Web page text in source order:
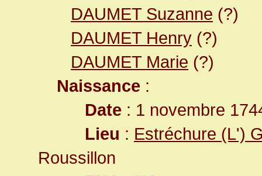
DAUMET Suzanne (?)
DAUMET Henry (?)
DAUMET Marie (?)
Naissance :
Date : 1 novembre
Lieu : Estréchure (L')
Roussillon